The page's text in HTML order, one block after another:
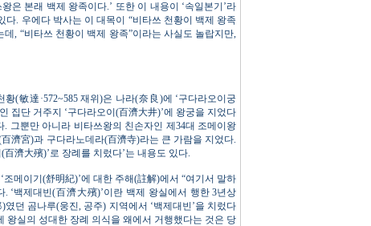
은 본래 백제 왕족이다.’ 또한 이 내용이 ‘속일본기’라
. 우에다 박사는 이 대목이 “비타쓰 천황이 백제 왕족
, “비타쓰 천황이 백제 왕족”이라는 사실도 놀랍지만,
(敏達·572~585 재위)은 나라(奈良)에 ‘구다라오이궁
집단 거주지 ‘구다라오이(百濟大井)’에 왕궁을 지었다
그뿐만 아니라 비타쓰왕의 친손자인 제34대 조메이왕
濟宮)과 구다라노데라(百濟寺)라는 큰 가람을 지었다.
濟大殯)’로 장례를 치렀다’는 내용도 있다.
메이기(舒明紀)’에 대한 주해(註解)에서 “여기서 말하
‘백제대빈(百濟大殯)’이란 백제 왕실에서 행한 3년상
던 곰나루(웅진, 공주) 지역에서 ‘백제대빈’을 치렀다
왕실의 성대한 장례 의식을 왜에서 거행했다는 것은 당